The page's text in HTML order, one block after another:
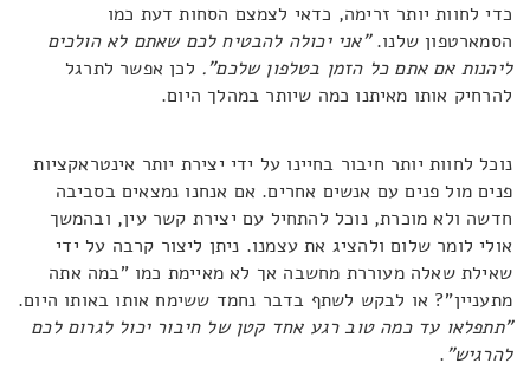
כדי לחוות יותר זרימה, כדאי לצמצם הסחות דעת כמו
הסמארטפון שלנו."אני יכולה להבטיח לכם שאתם לא הולכים
ליהנות אם אתם כל הזמן בטלפון שלכם". לכן אפשר לתרגל
להרחיק אותו מאיתנו כמה שיותר במהלך היום.
נוכל לחוות יותר חיבור בחיינו על ידי יצירת יותר אינטראקציות
פנים מול פנים עם אנשים אחרים. אם אנחנו נמצאים בסביבה
חדשה ולא מוכרת, נוכל להתחיל עם יצירת קשר עין, ובהמשך
אולי לומר שלום ולהציג את עצמנו. ניתן ליצור קרבה על ידי
שאילת שאלה מעוררת מחשבה אך לא מאיימת כמו "במה אתה
מתעניין"? או לבקש לשתף בדבר נחמד ששימח אותו באותו היום.
"תתפלאו עד כמה טוב רגע אחד קטן של חיבור יכול לגרום לכם
להרגיש".